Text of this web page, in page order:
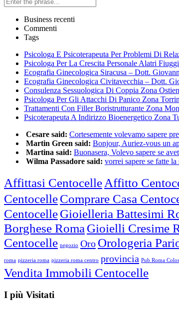
Business recenti
Commenti
Tags
Psicologa E Psicoterapeuta Per Problemi Di
Psicologa Per La Crescita Personale Alatri
Ecografia Ginecologica Siracusa – Dott.
Ecografia Ginecologica Civitavecchia – Dott.
Consulenza Sessuologica Di Coppia Zona
Psicologa Per Gli Attacchi Di Panico Zona
Trattamenti Con Filler Boristrutturante Zona
Psicoterapeuta A Indirizzo Bioenergetico Zona
Cesare said: Cortesemente volevamo sapere
Martin Green said: Bonjour, Auriez-vous un
Martina said: Buonasera, Volevo sapere se
Wilma Passadore said: vorrei sapere se fatte
Affittasi Centocelle Affitto
CentocelleComprare Casa
CentocelleGioielleria Battesimi
Borghese Roma Gioielli Cresime
Centocelle negozio Oro Orologeria
roma pizzeria roma pizzeria roma centro provincia Pub Roma
Vendita Immobili Centocelle
I più Visitati